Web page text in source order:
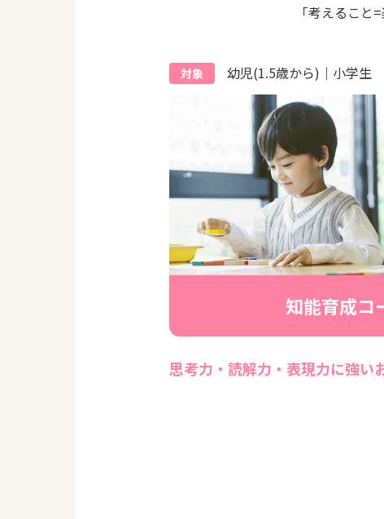
「考えるこ
対象 幼児(1.5歳から)｜小学生
知能育成コ
思考力・読解力・表現力に強い